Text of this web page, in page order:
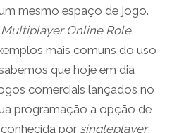
mesmo espaço de jogo.
Multiplayer Online Role
mais comuns do uso
que hoje em dia
comerciais lançados no
programação a opção de
por singleplayer,